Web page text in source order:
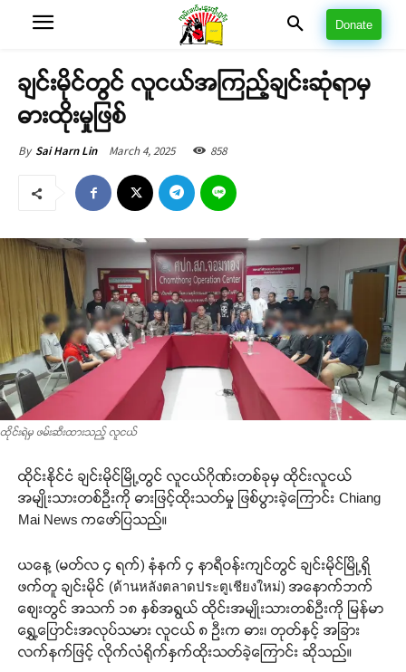
Donate
ချင်းမိုင်တွင် လူငယ်အကြည့်ချင်းဆုံရာမှ
ဓားထိုးမှုဖြစ်
By Sai Harn Lin March 4, 2025 858
ထိုင်းရဲမှ ဖမ်းဆီးထားသည့် လူငယ်
ထိုင်းနိုင်ငံ ချင်းမိုင်မြို့တွင် လူငယ်ဂိုဏ်းတစ်ခုမှ ထိုင်းလူငယ်
အမျိုးသားတစ်ဦးကို ဓားဖြင့်ထိုးသတ်မှု ဖြစ်ပွားခဲ့ကြောင်း Chiang
Mai News ကဖော်ပြသည်။
ယနေ့ (မတ်လ ၄ ရက်) နံနက် ၄ နာရီဝန်းကျင်တွင် ချင်းမိုင်မြို့ရှိ
ဖက်တူ ချင်းမိုင် (ด้านหลังตลาดประตูเชียงใหม่) အနောက်ဘက်
စျေးတွင် အသက် ၁၈ နှစ်အရွယ် ထိုင်းအမျိုးသားတစ်ဦးကို မြန်မာ
ရွှေ့ပြောင်းအလုပ်သမား လူငယ် ၈ ဦးက ဓား၊ တုတ်နှင့် အခြား
လက်နက်ဖြင့် လိုက်လံရိုက်နှက်ထိုးသတ်ခဲ့ကြောင်း ဆိုသည်။